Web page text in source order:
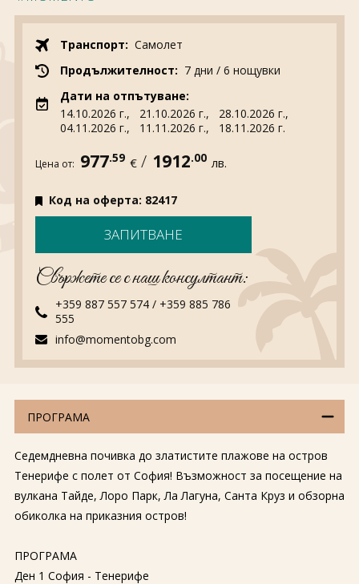
Транспорт: Самолет
Продължителност: 7 дни / 6 нощувки
Дати на отпътуване:
14.10.2026 г., 21.10.2026 г., 28.10.2026 г.,
04.11.2026 г., 11.11.2026 г., 18.11.2026 г.
Цена от: 977.59 € / 1912.00 лв.
Код на оферта: 82417
ЗАПИТВАНЕ
Свържете се с наш консултант:
+359 887 557 574/ +359 885 786
555
info@momentobg.com
ПРОГРАМА
Седемдневна почивка до златистите плажове на остров
Тенерифе с полет от София! Възможност за посещение на
вулкана Тайде, Лоро Парк, Ла Лагуна, Санта Круз и обзорна
обиколка на приказния остров!
ПРОГРАМА
Ден 1 София - Тенерифе